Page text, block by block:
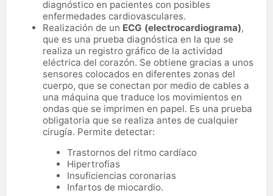
y digitalización de sus servicios. Cuentan con una App
propia en donde el paciente puede obtener muy
fácilmente todos los servicios del hospital. Una amplia
variedad de servicios, con el objetivo de velar por la
salud y comodidad del paciente.
diagnóstico en pacientes con posibles
enfermedades cardiovasculares.
Realización de un ECG (electrocardiograma),
que es una prueba diagnóstica en la que se
realiza un registro gráfico de la actividad
eléctrica del corazón. Se obtiene gracias a unos
sensores colocados en diferentes zonas del
cuerpo, que se conectan por medio de cables a
una máquina que traduce los movimientos en
ondas que se imprimen en papel. Es una prueba
obligatoria que se realiza antes de cualquier
cirugía. Permite detectar:
Trastornos del ritmo cardíaco
Hipertrofias
Insuficiencias coronarias
Infartos de miocardio.